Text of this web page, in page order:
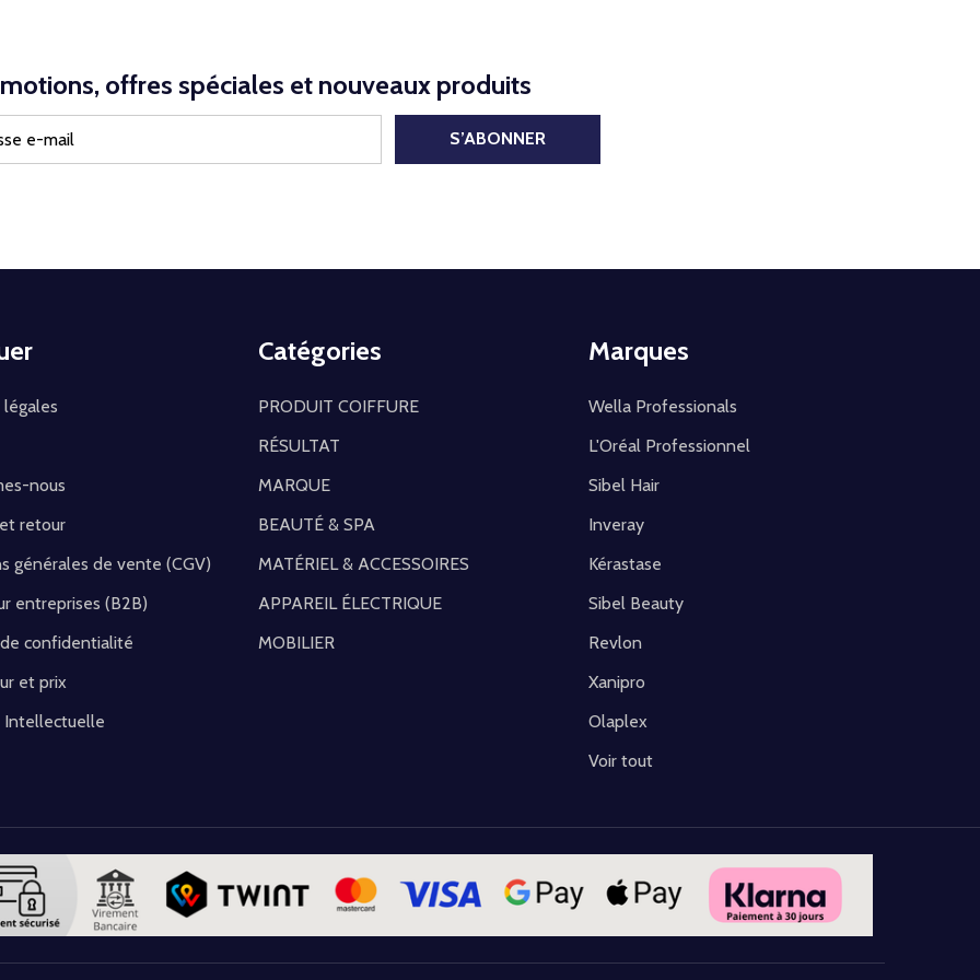
offres spéciales et nouveaux produits
S’ABONNER
nous
retour
générales de vente (CGV)
entreprises (B2B)
confidentialité
et prix
Intellectuelle
Catégories
PRODUIT COIFFURE
RÉSULTAT
MARQUE
BEAUTÉ & SPA
MATÉRIEL & ACCESSOIRES
APPAREIL ÉLECTRIQUE
MOBILIER
Marques
Wella Professionals
L'Oréal Professionnel
Sibel Hair
Inveray
Kérastase
Sibel Beauty
Revlon
Xanipro
Olaplex
Voir tout